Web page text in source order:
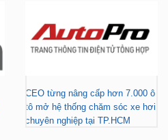
CEO từng nâng cấp hơn 7.000 ô
tô mở hệ thống chăm sóc xe hơi
chuyên nghiệp tại TP.HCM